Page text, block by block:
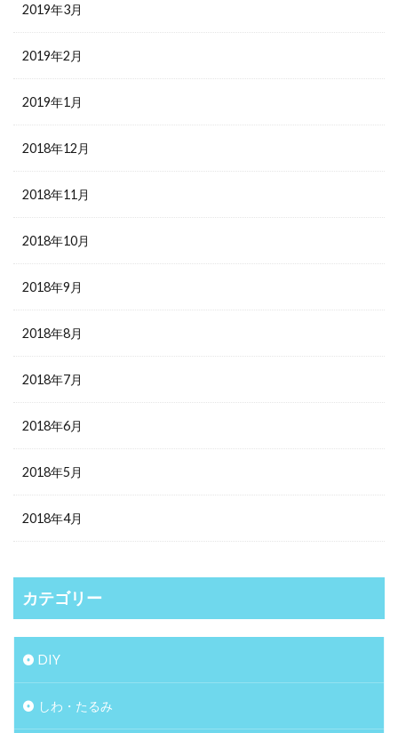
2019年3月
2019年2月
2019年1月
2018年12月
2018年11月
2018年10月
2018年9月
2018年8月
2018年7月
2018年6月
2018年5月
2018年4月
カテゴリー
DIY
しわ・たるみ